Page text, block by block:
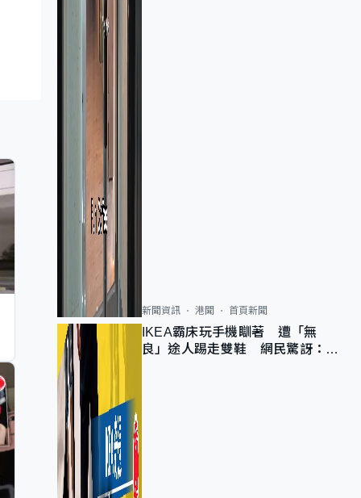
新聞資訊 港聞 首頁新聞
IKEA霸床玩手機瞓著 遭「無
良」途人踢走雙鞋 網民驚訝：冇